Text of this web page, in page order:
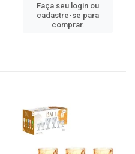
Faça seu login ou
cadastre-se para
comprar.